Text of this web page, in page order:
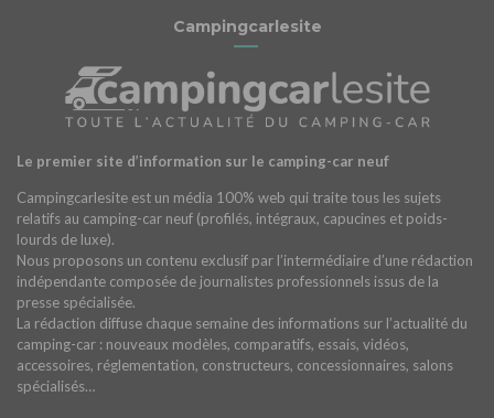
Campingcarlesite
Le premier site d’information sur le camping-car neuf
Campingcarlesite est un média 100% web qui traite tous les sujets
relatifs au camping-car neuf (profilés, intégraux, capucines et poids-
lourds de luxe).
Nous proposons un contenu exclusif par l’intermédiaire d’une rédaction
indépendante composée de journalistes professionnels issus de la
presse spécialisée.
La rédaction diffuse chaque semaine des informations sur l’actualité du
camping-car : nouveaux modèles, comparatifs, essais, vidéos,
accessoires, réglementation, constructeurs, concessionnaires, salons
spécialisés…